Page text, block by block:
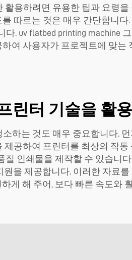
활용하려면 유용한 팁과 요령
따르는 것은 매우 간단합니
다. uv flatbed printing machine
여 사용자가 프로젝트에 맞
린터 기술을 활
하는 것도 매우 중요합니다.
제공하여 프린터를 최상의 작
질 인쇄물을 제작할 수 있습니
을 제공합니다. 이러한 자료
게 해 주어, 보다 빠른 속도와